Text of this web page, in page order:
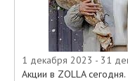
1 декабря 2023 - 31
Акции в ZOLLA